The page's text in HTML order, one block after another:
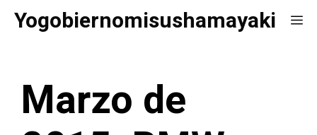
SaltarYogobiernomisushamayaki
Marzo de